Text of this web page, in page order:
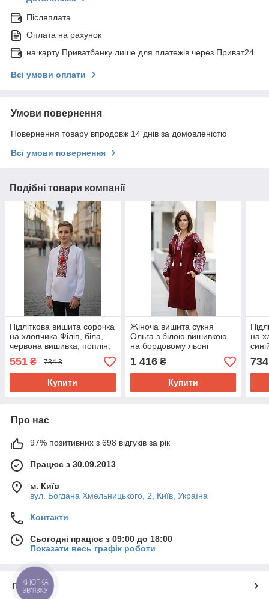
Післяплата
Оплата на рахунок
на карту Приватбанку лише для платежів через Приват24
Всі умови оплати
Умови повернення
Повернення товару впродовж 14 днів за домовленістю
Всі умови повернення
Подібні товари компанії
Підліткова вишита сорочка
на хлопчика Філіп, біла,
червона вишивка, поплін,
на 10,11,12,13,14,15 років
551 ₴ 734 ₴
Купити
Жіноча вишита сукня
Ольга з білою вишивкою
на бордовому льоні
Розміри S-6XL
1 416₴
Купити
на
734
Про нас
97% позитивних з 698 відгуків за рік
Працює з 30.09.2013
м. Київ
вул. Богдана Хмельницького, 2, Київ, Україна
Контакти
Сьогодні працює з 09:00 до 18:00
Показати весь графік роботи
Про нас
КНОПКА
ЗВ'ЯЗКУ